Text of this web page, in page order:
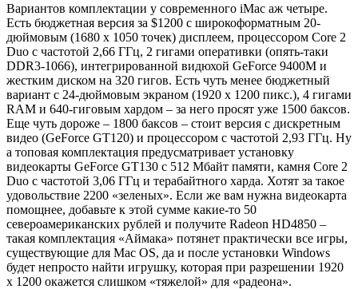
Вариантов комплектации у современного iMac аж четыре.
Есть бюджетная версия за $1200 с широкоформатным 20-
дюймовым (1680 х 1050 точек) дисплеем, процессором Core 2
Duo с частотой 2,66 ГГц, 2 гигами оперативки (опять-таки
DDR3-1066), интегрированной видюхой GeForce 9400M и
жестким диском на 320 гигов. Есть чуть менее бюджетный
вариант с 24-дюймовым экраном (1920 х 1200 пикс.), 4 гигами
RAM и 640-гиговым хардом – за него просят уже 1500 баксов.
Еще чуть дороже – 1800 баксов – стоит версия с дискретным
видео (GeForce GT120) и процессором с частотой 2,93 ГГц. Ну
а топовая комплектация предусматривает установку
видеокарты GeForce GT130 с 512 Мбайт памяти, камня Core 2
Duo с частотой 3,06 ГГц и терабайтного харда. Хотят за такое
удовольствие 2200 «зеленых». Если же вам нужна видеокарта
помощнее, добавьте к этой сумме какие-то 50
североамериканских рублей и получите Radeon HD4850 –
такая комплектация «Аймака» потянет практически все игры,
существующие для Mac OS, да и после установки Windows
будет непросто найти игрушку, которая при разрешении 1920
х 1200 окажется слишком «тяжелой» для «радеона».